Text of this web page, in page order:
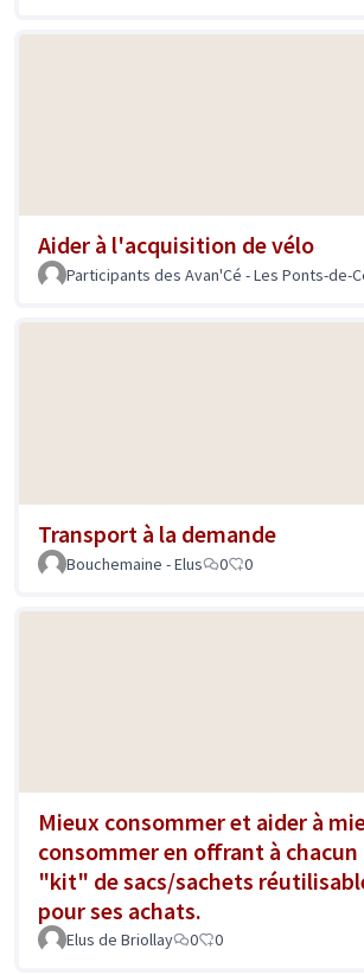
Aider à l'acquisition de vélo
Participants des Avan'Cé - Les Ponts-de-
Transport à la demande
Bouchemaine - Elus
0 0
Mieux consommer et aider à
consommer en offrant à chacun
"kit" de sacs/sachets
pour ses achats.
Elus de Briollay 0 0